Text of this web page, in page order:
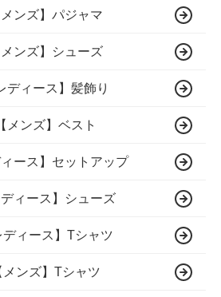
メンズ】パジャマ
メンズ】シューズ
ディース】髪飾り
【メンズ】ベスト
ィース】セットアップ
ディース】シューズ
ディース】Tシャツ
メンズ】Tシャツ